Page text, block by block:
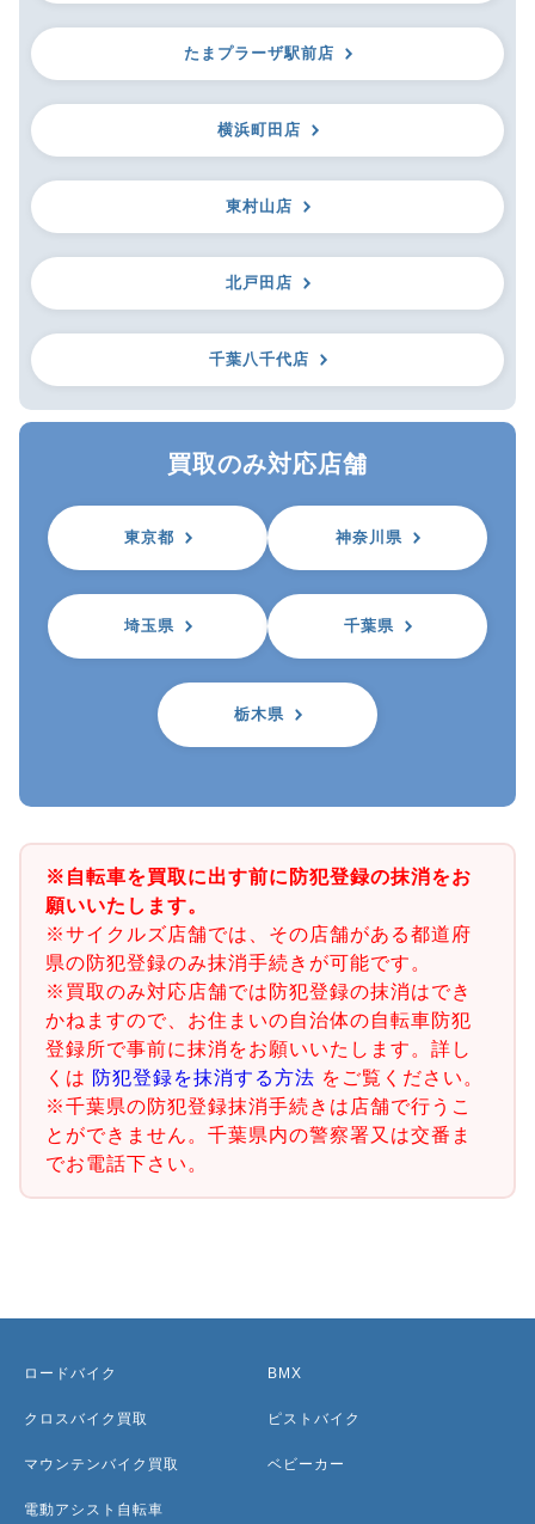
たまプラーザ駅前店
横浜町田店
東村山店
北戸田店
千葉八千代店
買取のみ対応店舗
東京都 神奈川県
埼玉県 千葉県
栃木県
※自転車を買取に出す前に防犯登録の抹消をお
願いいたします。
※サイクルズ店舗では、その店舗がある都道府
県の防犯登録のみ抹消手続きが可能です。
※買取のみ対応店舗では防犯登録の抹消はでき
かねますので、お住まいの自治体の自転車防犯
登録所で事前に抹消をお願いいたします。詳し
くは 防犯登録を抹消する方法 をご覧ください。
※千葉県の防犯登録抹消手続きは店舗で行うこ
とができません。千葉県内の警察署又は交番ま
でお電話下さい。
ロードバイク
クロスバイク買取
マウンテンバイク買取
電動アシスト自転車
BMX
ピストバイク
ベビーカー